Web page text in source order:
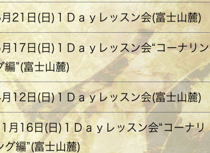
21日(日)１Ｄａｙレッスン会(富士山麓)
17日(日)１Ｄａｙレッスン会“コーナリン
編”(富士山麓)
12日(日)１Ｄａｙレッスン会(富士山麓)
月16日(日)１Ｄａｙレッスン会“コーナリ
グ編”(富士山麓)